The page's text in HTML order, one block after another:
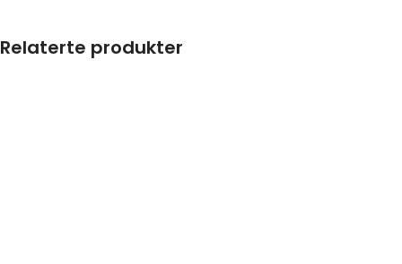
Relaterte produkter